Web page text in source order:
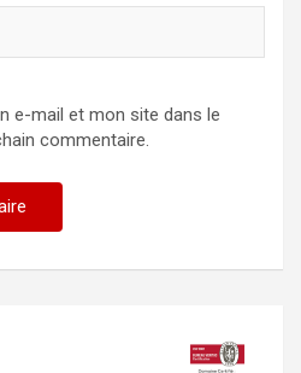
e-mail et mon site dans le
commentaire.